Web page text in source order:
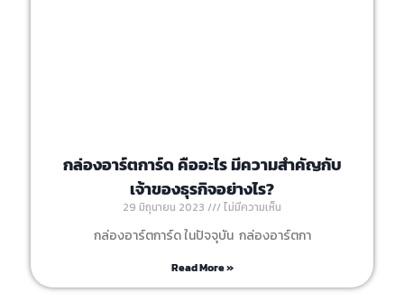
กล่องอาร์ตการ์ด คืออะไร มีความสำคัญกับ
เจ้าของธุรกิจอย่างไร?
29 มิถุนายน 2023 ไม่มีความเห็น
กล่องอาร์ตการ์ด ในปัจจุบัน กล่องอาร์ตกา
Read More »